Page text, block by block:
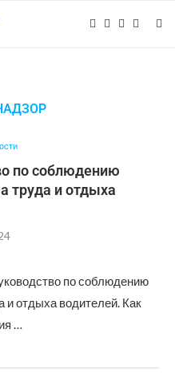
по соблюдению
труда и отдыха
по соблюдению
и отдыха водителей. Как
…